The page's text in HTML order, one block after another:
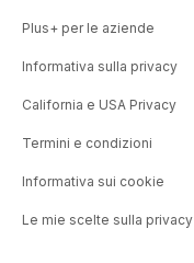
Plus+ per le aziende
Informativa sulla privacy
California e USA Privacy
Termini e condizioni
Informativa sui cookie
Le mie scelte sulla privacy